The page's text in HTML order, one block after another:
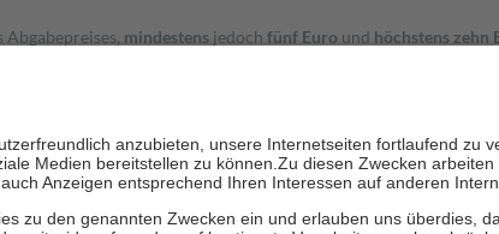
mindestens jedoch fünf Euro und höchstens zehn
die besondere Stellung der Familie zu unterstützen, fallen
der Fahrkosten
werden